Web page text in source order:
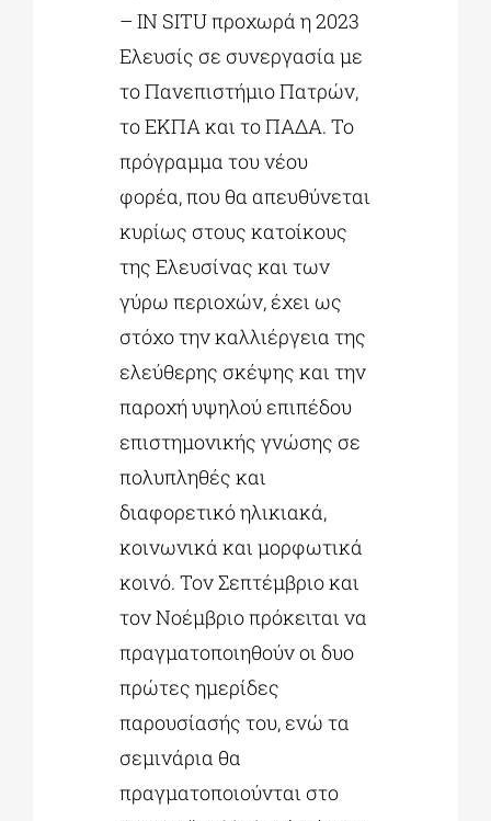
– IN SITU προχωρά η 2023
Ελευσίς σε συνεργασία με
το Πανεπιστήμιο Πατρών,
το ΕΚΠΑ και το ΠΑΔΑ. Το
πρόγραμμα του νέου
φορέα, που θα απευθύνεται
κυρίως στους κατοίκους
της Ελευσίνας και των
γύρω περιοχών, έχει ως
στόχο την καλλιέργεια της
ελεύθερης σκέψης και την
παροχή υψηλού επιπέδου
επιστημονικής γνώσης σε
πολυπληθές και
διαφορετικό ηλικιακά,
κοινωνικά και μορφωτικά
κοινό. Τον Σεπτέμβριο και
τον Νοέμβριο πρόκειται να
πραγματοποιηθούν οι δυο
πρώτες ημερίδες
παρουσίασής του, ενώ τα
σεμινάρια θα
πραγματοποιούνται στο